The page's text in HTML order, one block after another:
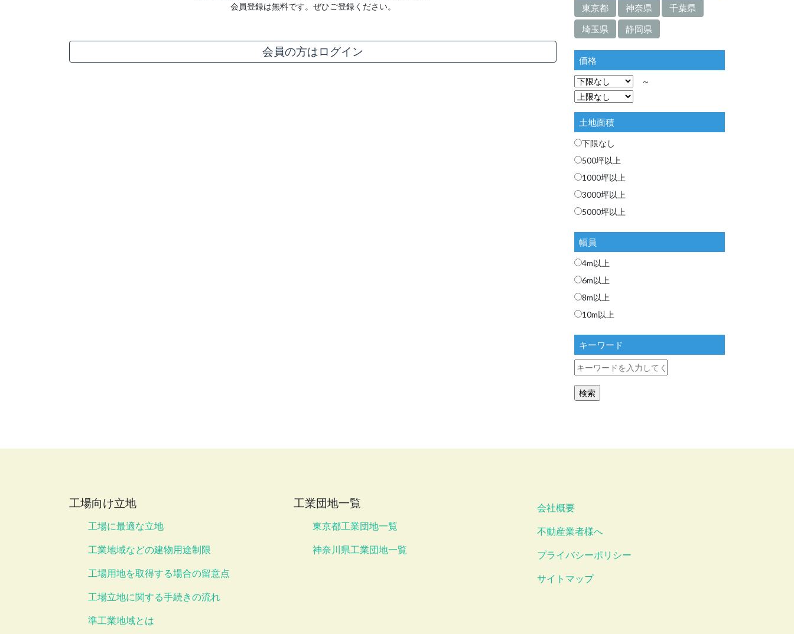
会員登録は無料です。ぜひご登録ください。
会員の方はログイン
東京都 神奈県
千葉県
埼玉県
静岡県
価格
～
土地面積
下限なし
500坪以上
1000坪以上
3000坪以上
5000坪以上
幅員
4m以上
6m以上
8m以上
10m以上
キーワード
工場向け立地
工場に最適な立地
工業地域などの建物用途制限
工場用地を取得する場合の留意点
工場立地に関する手続きの流れ
準工業地域とは
工業団地一覧
東京都工業団地一覧
神奈川県工業団地一覧
会社概要
不動産業者様へ
プライバシーポリシー
サイトマップ